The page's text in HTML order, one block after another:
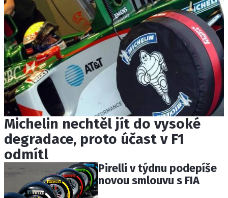
Michelin nechtěl jít do vysoké
degradace, proto účast v F1
odmítl
Pirelli v týdnu podepíše
novou smlouvu s FIA